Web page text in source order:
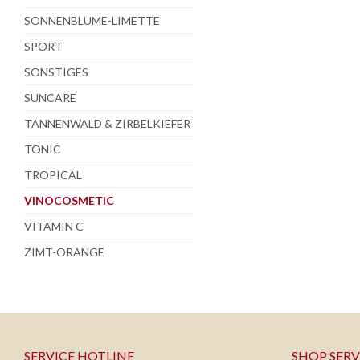
SONNENBLUME-LIMETTE
SPORT
SONSTIGES
SUNCARE
TANNENWALD & ZIRBELKIEFER
TONIC
TROPICAL
VINOCOSMETIC
VITAMIN C
ZIMT-ORANGE
SERVICE HOTLINE SHOP